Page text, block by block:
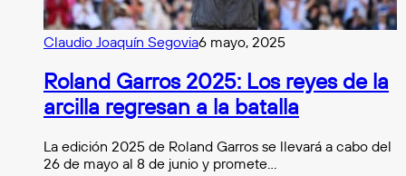
Claudio Joaquín Segovia6 mayo, 2025
Roland Garros 2025: Los reyes de la
arcilla regresan a la batalla
La edición 2025 de Roland Garros se llevará a cabo del
26 de mayo al 8 de junio y promete…